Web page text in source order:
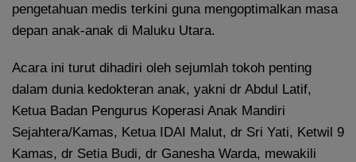
pengetahuan medis terkini guna mengoptimalkan masa
depan anak-anak di Maluku Utara.
Acara ini turut dihadiri oleh sejumlah tokoh penting
dalam dunia kedokteran anak, yakni dr Abdul Latif,
Ketua Badan Pengurus Koperasi Anak Mandiri
Sejahtera/Kamas, Ketua IDAI Malut, dr Sri Yati, Ketwil 9
Kamas, dr Setia Budi, dr Ganesha Warda, mewakili